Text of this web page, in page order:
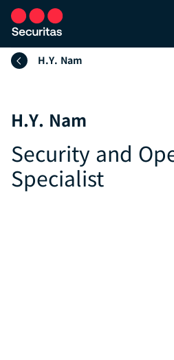
H.Y. Nam
H.Y. Nam
Security and
Specialist